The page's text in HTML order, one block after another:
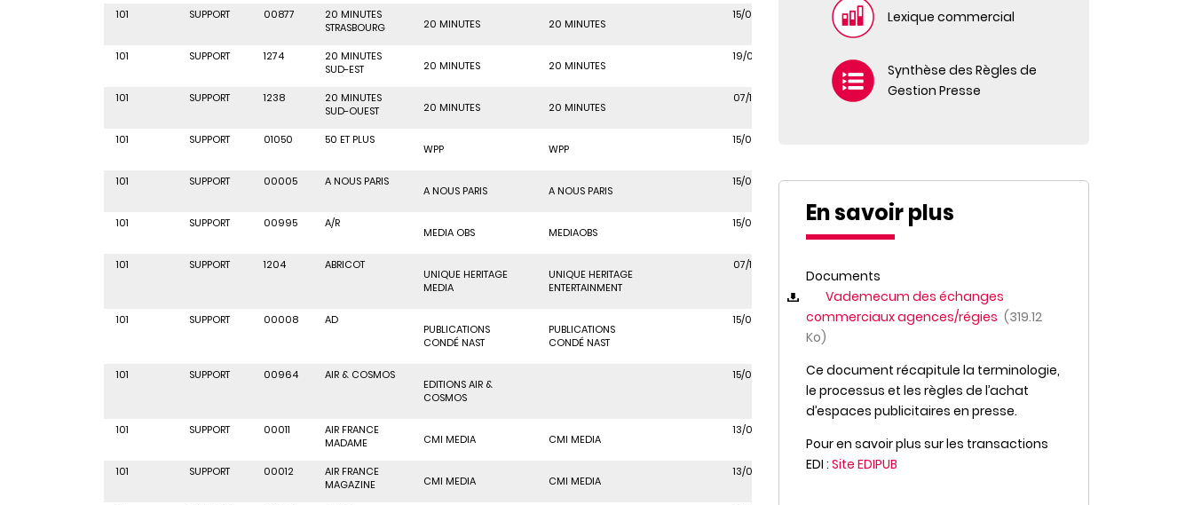
101 SUPPORT 00877
20 MINUTES
STRASBOURG
20 MINUTES 20 MINUTES
15/06/2018
101 SUPPORT 1274
20 MINUTES
SUD-EST
20 MINUTES 20 MINUTES
19/06/2024
101 SUPPORT 1238
20 MINUTES
SUD-OUEST
20 MINUTES 20 MINUTES
07/10/2022
101 SUPPORT 01050 50 ET PLUS
WPP WPP
15/06/2018
101 SUPPORT 00005 A NOUS PARIS
A NOUS PARIS A NOUS PARIS
15/06/2018
101 SUPPORT 00995 A/R
MEDIA OBS MEDIAOBS
15/06/2018
101 SUPPORT 1204 ABRICOT
UNIQUE HERITAGE
MEDIA
UNIQUE HERITAGE
ENTERTAINMENT
07/10/2021
101 SUPPORT 00008 AD
PUBLICATIONS
CONDÉ NAST
PUBLICATIONS
CONDÉ NAST
15/06/2018
101 SUPPORT 00964 AIR & COSMOS
EDITIONS AIR &
COSMOS
15/06/2018
101 SUPPORT 00011
AIR FRANCE
MADAME
CMI MEDIA CMI MEDIA
13/03/2019
101 SUPPORT 00012
AIR FRANCE
MAGAZINE
CMI MEDIA CMI MEDIA
13/03/2019
Lexique commercial
Synthèse des Règles de
Gestion Presse
En savoir plus
Documents
Vademecum des échanges
commerciaux agences/régies
319.12
Ko
Ce document récapitule la terminologie,
le processus et les règles de l’achat
d’espaces publicitaires en presse.
Pour en savoir plus sur les transactions
EDI : Site EDIPUB